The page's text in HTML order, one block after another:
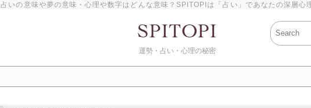
占いの意味や夢の意味・心理や数字はどんな意味？SPITOPIは「占い」であなたの深層心
運勢・占い・心理の秘密